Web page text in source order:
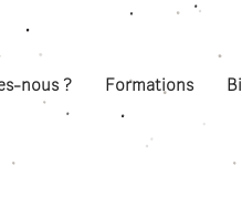
nous ? Formations